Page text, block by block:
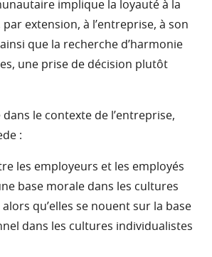
implique la loyauté à la
extension, à l’entreprise, à son
que la recherche d’harmonie
une prise de décision plutôt
le contexte de l’entreprise,
:
les employeurs et les employés
base morale dans les cultures
qu’elles se nouent sur la base
dans les cultures individualistes